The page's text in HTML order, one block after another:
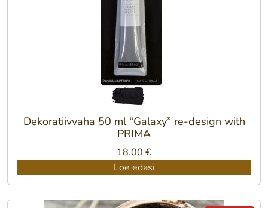
Dekoratiivvaha 50 ml “Galaxy” re-design with
PRIMA
18.00 €
Loe edasi